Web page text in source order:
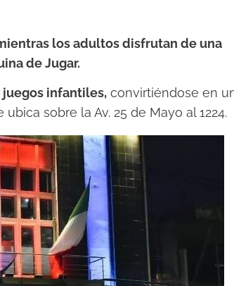
los adultos disfrutan de una
de Jugar.
infantiles, convirtiéndose en
sobre la Av. 25 de Mayo al 1224.